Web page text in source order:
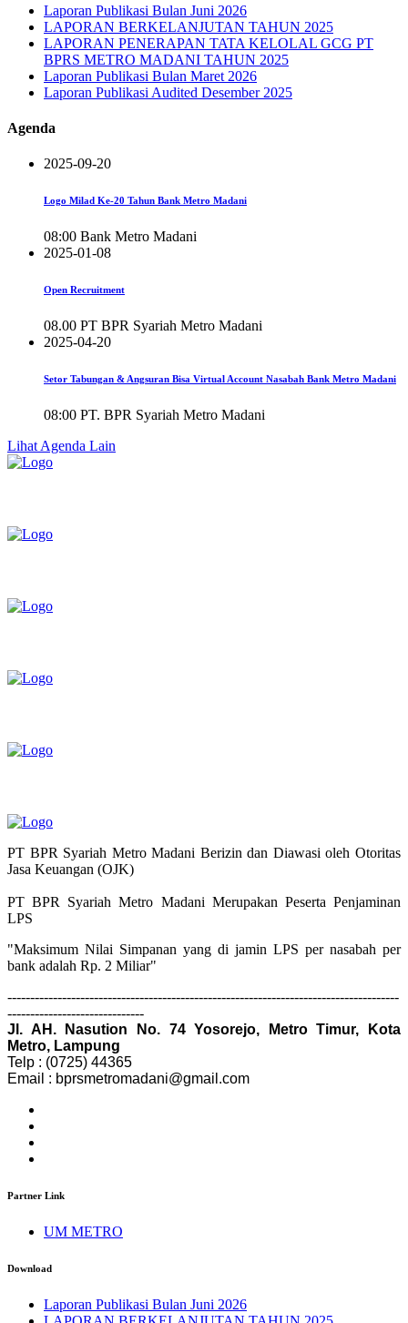
Laporan Publikasi Bulan Juni 2026
LAPORAN BERKELANJUTAN TAHUN 2025
LAPORAN PENERAPAN TATA KELOLAL GCG PT
BPRS METRO MADANI TAHUN 2025
Laporan Publikasi Bulan Maret 2026
Laporan Publikasi Audited Desember 2025
Agenda
2025-09-20
Logo Milad Ke-20 Tahun Bank Metro Madani
08:00 Bank Metro Madani
2025-01-08
Open Recruitment
08.00 PT BPR Syariah Metro Madani
2025-04-20
Setor Tabungan & Angsuran Bisa Virtual Account Nasabah Bank Metro Madani
08:00 PT. BPR Syariah Metro Madani
Lihat Agenda Lain
PT BPR Syariah Metro Madani Berizin dan Diawasi oleh Otoritas
Jasa Keuangan (OJK)
PT BPR Syariah Metro Madani Merupakan Peserta Penjaminan
LPS
"Maksimum Nilai Simpanan yang di jamin LPS per nasabah per
bank adalah Rp. 2 Miliar"
--------------------------------------------------------------------------------------
------------------------------
Jl. AH. Nasution No. 74 Yosorejo, Metro Timur, Kota
Metro, Lampung
Telp : (0725) 44365
Email : bprsmetromadani@gmail.com
Partner Link
UM METRO
Download
Laporan Publikasi Bulan Juni 2026